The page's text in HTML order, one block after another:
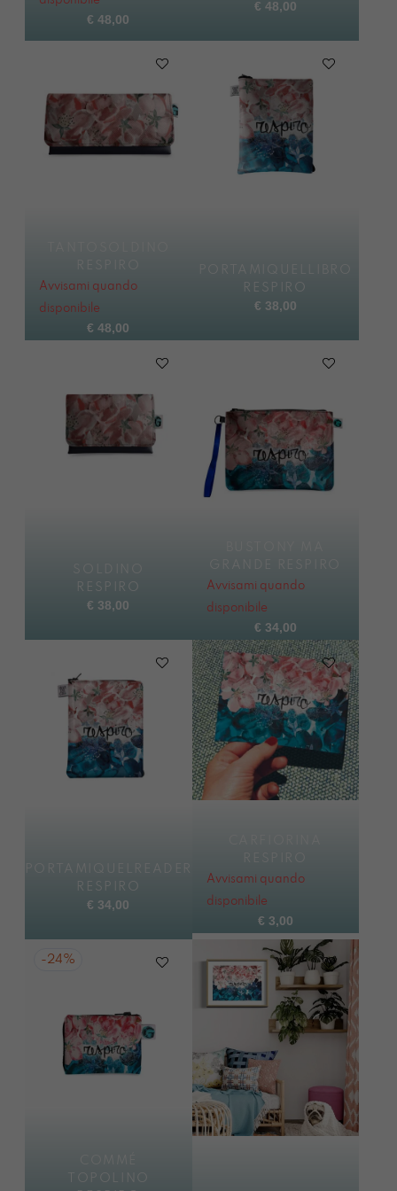
€ 48,00
€ 48,00
Avvisami quando
disponibile
€ 48,00
PORTAMIQUELLIBRO
RESPIRO
€ 38,00
RESPIRO
€ 38,00
Avvisami quando
disponibile
€ 34,00
PORTAMIQUELREADER
RESPIRO
€ 34,00
Avvisami quando
disponibile
€ 3,00
TOPOLINO
-24%